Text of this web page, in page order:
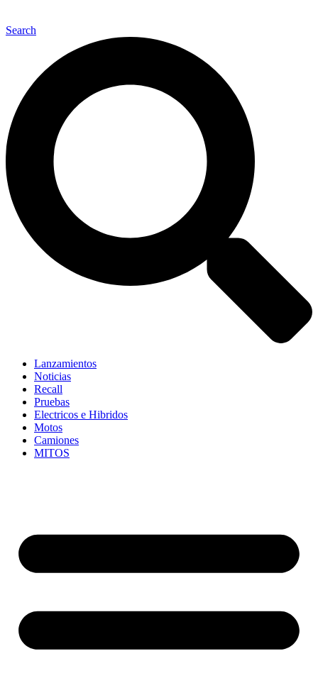
Search
Lanzamientos
Noticias
Recall
Pruebas
Electricos e Hibridos
Motos
Camiones
MITOS